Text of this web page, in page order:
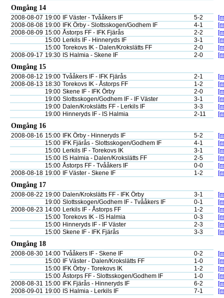
Omgång 14
2008-08-07 19:00 IF Väster - Tvååkers IF 5-2
2008-08-08 19:00 IFK Örby - Slottsskogen/Godhem IF 4-1
2008-08-09 15:00 Åstorps FF - IFK Fjärås 2-2
15:00 Lerkils IF - Hinneryds IF 3-1
15:00 Torekovs IK - Dalen/Krokslätts FF 2-0
2008-09-17 19:30 IS Halmia - Skene IF 2-0
Omgång 15
2008-08-12 19:00 Tvååkers IF - IFK Fjärås 2-1
2008-08-13 18:30 Torekovs IK - Åstorps FF 1-2
19:00 Skene IF - IFK Örby 2-0
19:00 Slottsskogen/Godhem IF - IF Väster 3-1
19:00 Dalen/Krokslätts FF - Lerkils IF 3-3
19:00 Hinneryds IF - IS Halmia 2-11
Omgång 16
2008-08-16 15:00 IFK Örby - Hinneryds IF 5-2
15:00
IFK Fjärås - Slottsskogen/Godhem IF 4-1
15:00 Lerkils IF - Torekovs IK 3-1
15:00 IS Halmia - Dalen/Krokslätts FF 2-5
15:00 Åstorps FF - Tvååkers IF 0-0
2008-08-18 19:00 IF Väster - Skene IF 1-2
Omgång 17
2008-08-22 19:00 Dalen/Krokslätts FF - IFK Örby 3-1
19:00 Slottsskogen/Godhem IF - Tvååkers IF 0-1
2008-08-23 14:00 Lerkils IF - Åstorps FF 1-2
15:00 Torekovs IK - IS Halmia 0-3
15:00 Hinneryds IF - IF Väster 2-3
15:00 Skene IF - IFK Fjärås 3-3
Omgång 18
2008-08-30 14:00 Tvååkers IF - Skene IF 0-2
15:00
IF Väster - Dalen/Krokslätts FF 1-0
15:00
IFK Örby - Torekovs IK 1-2
15:00 Åstorps FF - Slottsskogen/Godhem IF 1-0
2008-08-31 15:00 IFK Fjärås - Hinneryds IF 6-2
2008-09-01 19:00 IS Halmia - Lerkils IF 7-1